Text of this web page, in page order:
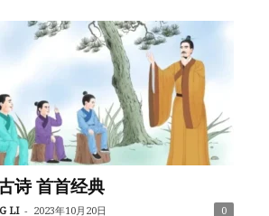
诗 首首经典
LI - 2023年10月20日 0